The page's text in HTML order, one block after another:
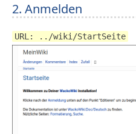
2. Anmelden
URL: ../wiki/StartSeite